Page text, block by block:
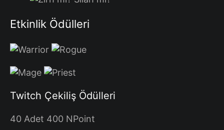
Etkinlik Ödülleri
Twitch Çekiliş Ödülleri
40 Adet 400 NPoint